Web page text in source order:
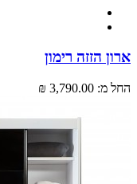
הזזה רימון
מ: 3,790.00 ₪